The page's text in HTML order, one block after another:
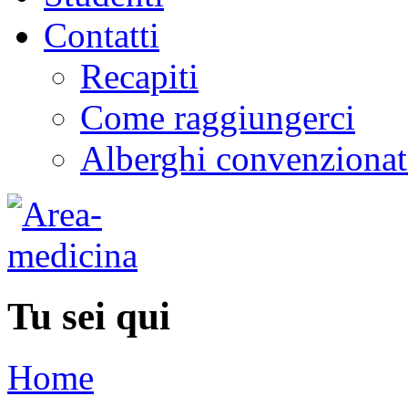
Contatti
Recapiti
Come raggiungerci
Alberghi
Tu sei qui
Home